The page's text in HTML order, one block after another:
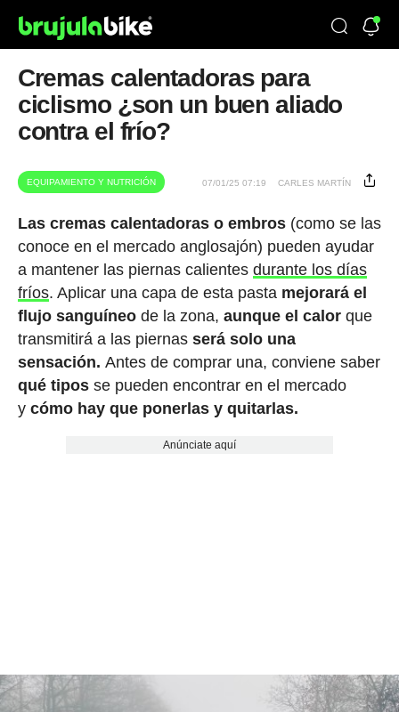
Cremas calentadoras para
ciclismo ¿son un buen aliado
contra el frío?
EQUIPAMIENTO Y NUTRICIÓN 07/01/25 07:19 CARLES MARTÍN
Las cremas calentadoras o embros (como se las
conoce en el mercado anglosajón) pueden ayudar
a mantener las piernas calientes durante los días
fríos. Aplicar una capa de esta pasta mejorará el
flujo sanguíneode la zona, aunque el calor que
transmitirá a las piernasserá solo una
sensación. Antes de comprar una, conviene saber
qué tiposse pueden encontrar en el mercado
y cómo hay que ponerlas y quitarlas.
Anúnciate aquí